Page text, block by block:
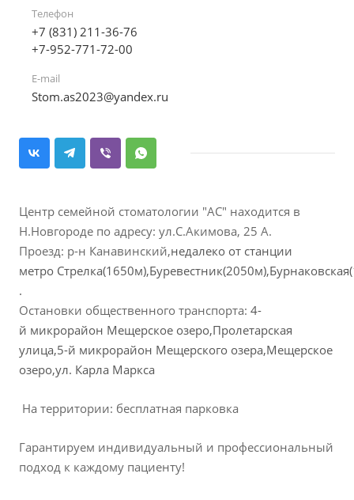
Телефон
+7 (831) 211-36-76
+7-952-771-72-00
E-mail
Stom.as2023@yandex.ru
Центр семейной стоматологии "AС" находится в
Н.Новгороде по адресу: ул.С.Акимова, 25 А.
Проезд: р-н Канавинский,недалеко от станции
метро Стрелка(1650м),Буревестник(2050м),
.
Остановки общественного транспорта: 4-
й микрорайон Мещерское озеро,Пролетарская
улица,5-й микрорайон Мещерского озера,Мещерское
озеро,ул. Карла Маркса
На территории: бесплатная парковка
Гарантируем индивидуальный и профессиональный
подход к каждому пациенту!